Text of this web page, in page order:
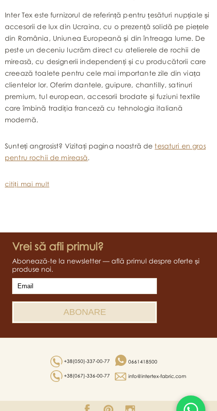
Inter Tex este furnizorul de referință pentru țesături nupțiale și
accesorii de lux din Ucraina, cu o prezență solidă pe piețele
din România, Uniunea Europeană și din întreaga lume. De
peste un deceniu lucrăm direct cu atelierele de rochii de
mireasă, cu designerii independenți și cu producătorii care
creează toalete pentru cele mai importante zile din viața
clientelor lor. Oferim dantele, guipure, chantilly, satinuri
premium, tul european, accesorii brodate și fuziuni textile
care îmbină tradiția franceză cu tehnologia italiană
modernă.
Sunteți angrosist? Vizitați pagina noastră detesaturi en gros
pentru rochii de mireasă.
citiți mai mult
Vrei să afli primul?
Abonează-te la newsletter — află primul despre oferte și
produse noi.
+38(050)-337-00-77
+38(067)-336-00-77
0661418500
info@intertex-fabric.com